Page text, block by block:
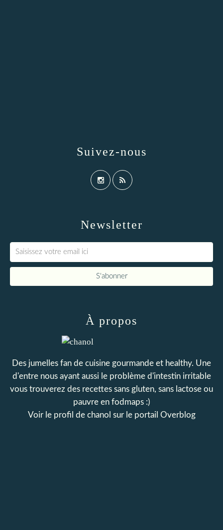
Newsletter
Suivez-nous
À propos
Des jumelles fan de cuisine gourmande et healthy. Une
d'entre nous ayant aussi le problème d'intestin irritable
vous trouverez des recettes sans gluten, sans lactose ou
pauvre en fodmaps :)
Voir le profil de chanol sur le portail Overblog